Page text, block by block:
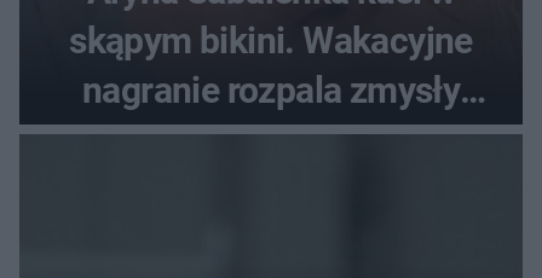
skąpym bikini. Wakacyjne
nagranie rozpala zmysły
fanów